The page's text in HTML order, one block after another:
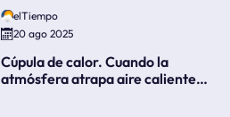
elTiempo
20 ago 2025
Cúpula de calor. Cuando la
atmósfera atrapa aire caliente